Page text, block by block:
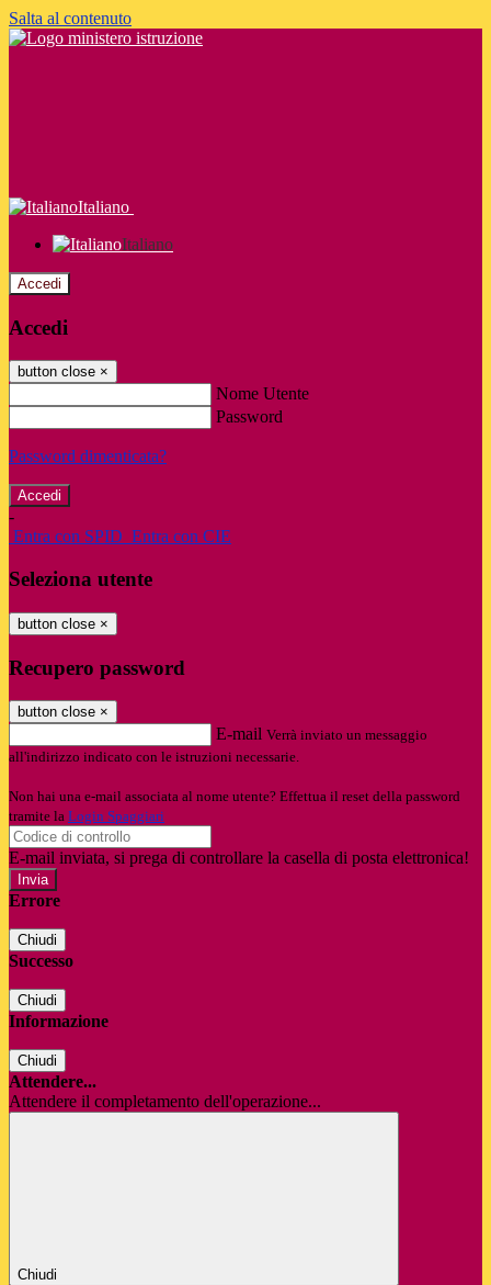
Salta al contenuto
Italiano
Italiano
Accedi
Accedi
button close ×
Nome Utente
Password
Password dimenticata?
-
Entra con SPID Entra con CIE
Seleziona utente
button close ×
Recupero password
button close ×
E-mail Verrà inviato un messaggio
all'indirizzo indicato con le istruzioni necessarie.
Non hai una e-mail associata al nome utente? Effettua il reset della password
tramite la Login Spaggiari
E-mail inviata, si prega di controllare la casella di posta elettronica!
Errore
Chiudi
Successo
Chiudi
Informazione
Chiudi
Attendere...
Attendere il completamento dell'operazione...
Chiudi